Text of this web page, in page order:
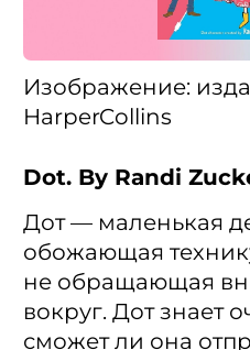
Изображение:
HarperCollins
Dot. By Randi
Дот — маленькая
обожающая
не обращающая
вокруг. Дот знает
сможет ли она